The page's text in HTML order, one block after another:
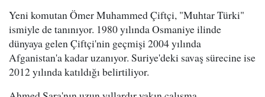
Yeni komutan Ömer Muhammed Çiftçi, "Muhtar Türki"
ismiyle de tanınıyor. 1980 yılında Osmaniye ilinde
dünyaya gelen Çiftçi'nin geçmişi 2004 yılında
Afganistan'a kadar uzanıyor. Suriye'deki savaş sürecine ise
2012 yılında katıldığı belirtiliyor.